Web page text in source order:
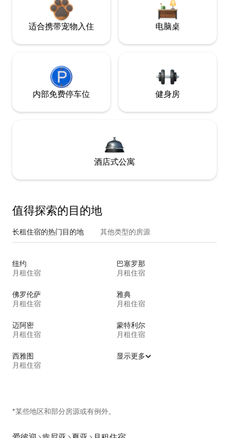
适合携带宠物入住 电脑桌
内部免费停车位 健身房
酒店式公寓
值得探索的目的地
长租住宿的热门目的地 其他类型的房源
纽约
月租住宿
巴塞罗那
月租住宿
佛罗伦萨
月租住宿
雅典
月租住宿
迈阿密
月租住宿
蒙特利尔
月租住宿
西雅图
月租住宿
显示更多
*某些地区和部分房源或有例外。